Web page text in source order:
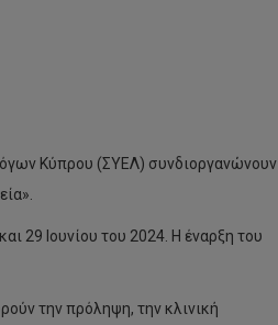
Κύπρου (ΣΥΕΛ) συνδιοργανώνουν
29 Ιουνίου του 2024. Η έναρξη του
την πρόληψη, την κλινική